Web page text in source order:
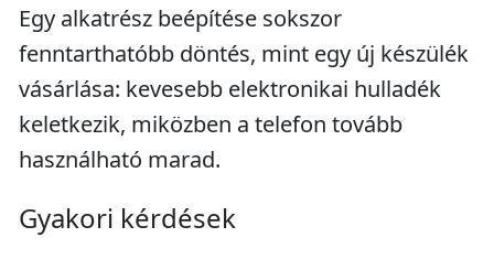
Egy alkatrész beépítése sokszor
fenntarthatóbb döntés, mint egy új készülék
vásárlása: kevesebb elektronikai hulladék
keletkezik, miközben a telefon tovább
használható marad.
Gyakori kérdések